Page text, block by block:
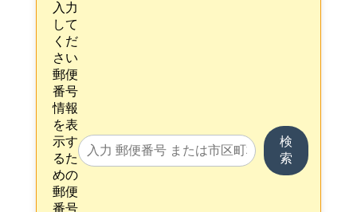
入力
して
くだ
さい
郵便
番号
情報
を表
示す
るた
めの
郵便
番号
検
索